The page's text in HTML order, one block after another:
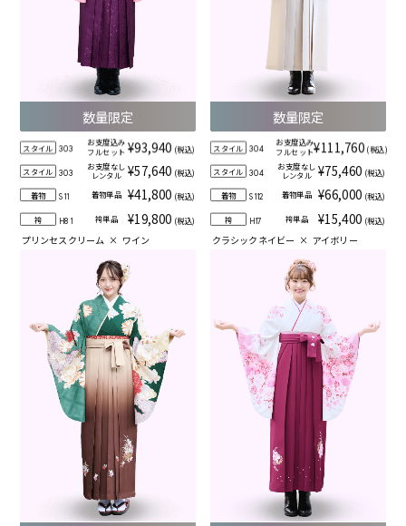
数量限定
スタイル 303
お支度込み
フルセット ¥93,940 (税込)
スタイル 303
お支度なし
レンタル
¥57,640 (税込)
着物 S11 着物単品 ¥41,800 (税込)
袴 H81 袴単品 ¥19,800 (税込)
プリンセスクリーム × ワイン
数量限定
スタイル 304
お支度込み
フルセット¥111,760 (税込)
スタイル 304
お支度なし
レンタル ¥75,460 (税込)
着物 S112 着物単品 ¥66,000 (税込)
袴 H17 袴単品 ¥15,400 (税込)
クラシックネイビー × アイボリー